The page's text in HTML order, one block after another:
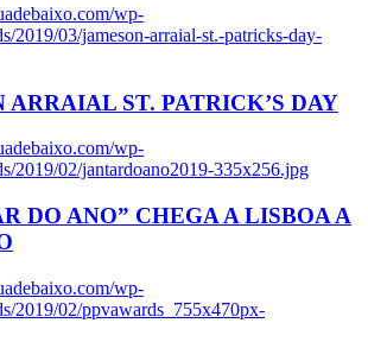
wp-
2019/03/jameson-arraial-st.-patricks-day-
ARRAIAL ST. PATRICK’S DAY
wp-
2019/02/jantardoano2019-335x256.jpg
DO ANO” CHEGA A LISBOA A
wp-
2019/02/ppvawards_755x470px-